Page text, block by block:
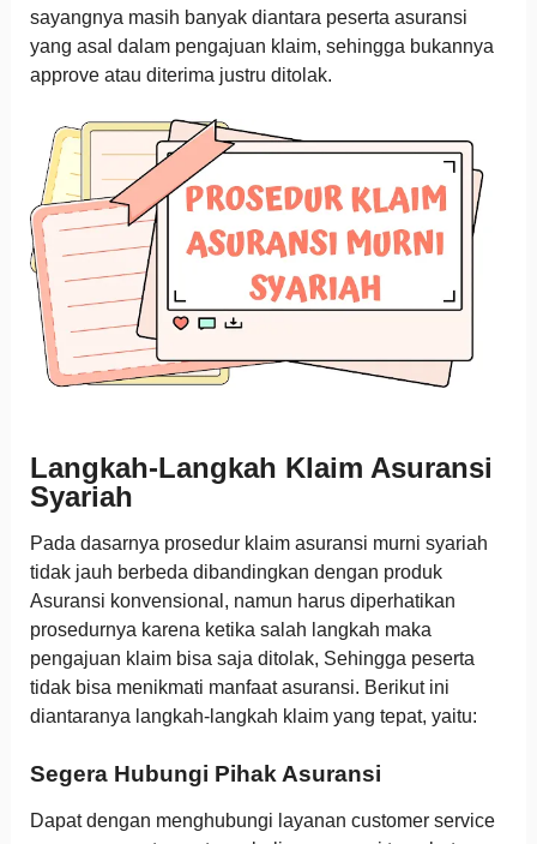
sayangnya masih banyak diantara peserta asuransi
yang asal dalam pengajuan klaim, sehingga bukannya
approve atau diterima justru ditolak.
Langkah-Langkah Klaim Asuransi
Syariah
Pada dasarnya prosedur klaim asuransi murni syariah
tidak jauh berbeda dibandingkan dengan produk
Asuransi konvensional, namun harus diperhatikan
prosedurnya karena ketika salah langkah maka
pengajuan klaim bisa saja ditolak, Sehingga peserta
tidak bisa menikmati manfaat asuransi. Berikut ini
diantaranya langkah-langkah klaim yang tepat, yaitu:
Segera Hubungi Pihak Asuransi
Dapat dengan menghubungi layanan customer service